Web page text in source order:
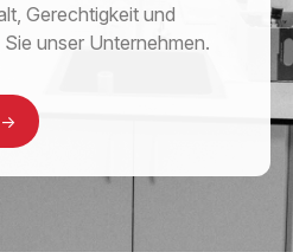
Gerechtigkeit und
unser Unternehmen.
->